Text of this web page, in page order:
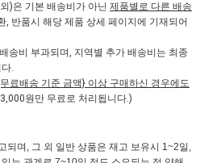
)은 기본 배송비가 아닌 제품별로 다른 배송
, 반품시 해당 제품 상세 페이지에 기재되어
송비 부과되며, 지역별 추가 배송비는 최종
.
료배송 기준 금액} 이상 구매하신 경우에도
원만 무료로 처리됩니다.)
며, 그 외 일반 상품은 재고 보유시 1~2일,